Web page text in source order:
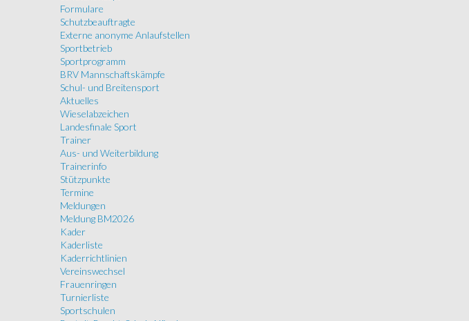
Formulare
Schutzbeauftragte
Externe anonyme Anlaufstellen
Sportbetrieb
Sportprogramm
BRV Mannschaftskämpfe
Schul- und Breitensport
Aktuelles
Wieselabzeichen
Landesfinale Sport
Trainer
Aus- und Weiterbildung
Trainerinfo
Stützpunkte
Termine
Meldungen
Meldung BM2026
Kader
Kaderliste
Kaderrichtlinien
Vereinswechsel
Frauenringen
Turnierliste
Sportschulen